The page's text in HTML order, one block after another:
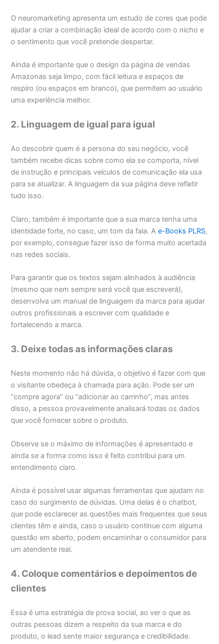
O neuromarketing apresenta um estudo de cores que pode
ajudar a criar a combinação ideal de acordo com o nicho e
o sentimento que você pretende despertar.
Ainda é importante que o design da página de vendas
Amazonas seja limpo, com fácil leitura e espaços de
respiro (ou espaços em branco), que permitem ao usuário
uma experiência melhor.
2. Linguagem de igual para igual
Ao descobrir quem é a persona do seu negócio, você
também recebe dicas sobre como ela se comporta, nível
de instrução e principais veículos de comunicação ela usa
para se atualizar. A linguagem da sua página deve refletir
tudo isso.
Claro, também é importante que a sua marca tenha uma
identidade forte, no caso, um tom da fala. Ae-Books PLRS,
por exemplo, consegue fazer isso de forma muito acertada
nas redes sociais.
Para garantir que os textos sejam alinhados à audiência
(mesmo que nem sempre será você que escreverá),
desenvolva um manual de linguagem da marca para ajudar
outros profissionais a escrever com qualidade e
fortalecendo a marca.
3. Deixe todas as informações claras
Neste momento não há dúvida, o objetivo é fazer com que
o visitante obedeça à chamada para ação. Pode ser um
“compre agora” ou “adicionar ao carrinho”, mas antes
disso, a pessoa provavelmente analisará todas os dados
que você fornecer sobre o produto.
Observe se o máximo de informações é apresentado e
ainda se a forma como isso é feito contribui para um
entendimento claro.
Ainda é possível usar algumas ferramentas que ajudam no
caso do surgimento de dúvidas. Uma delas é o chatbot,
que pode esclarecer as questões mais frequentes que seus
clientes têm e ainda, caso o usuário continue com alguma
questão em aberto, podem encaminhar o consumidor para
um atendente real.
4. Coloque comentários e depoimentos de
clientes
Essa é uma estratégia de prova social, ao ver o que as
outras pessoas dizem a respeito da sua marca e do
produto, o lead sente maior segurança e credibilidade.